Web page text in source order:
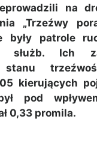
na
„Trzeźwy
były patrole
służb. Ich
stanu
kierujących
pod
0,33 promila.